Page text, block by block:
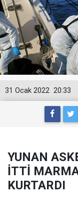
20:33
31 Ocak 2022
YUNAN
İTTİ
KURTARDI